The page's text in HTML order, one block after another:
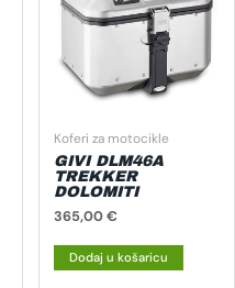
Koferi za motocikle
GIVI DLM46A
TREKKER
DOLOMITI
365,00€
Dodaj u košaricu